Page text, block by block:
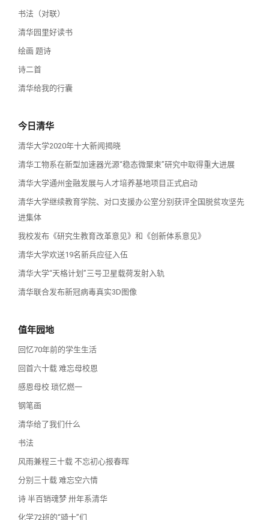
书法（对联）
清华园里好读书
绘画 题诗
诗二首
清华给我的行囊
今日清华
清华大学2020年十大新闻揭晓
清华工物系在新型加速器光源“稳态微聚束”研究中取得重大进展
清华大学通州金融发展与人才培养基地项目正式启动
清华大学继续教育学院、对口支援办公室分别获评全国脱贫攻坚先
进集体
我校发布《研究生教育改革意见》和《创新体系意见》
清华大学欢送19名新兵应征入伍
清华大学“天格计划”三号卫星载荷发射入轨
清华联合发布新冠病毒真实3D图像
值年园地
回忆70年前的学生生活
回首六十载 难忘母校恩
感恩母校 琐忆燃一
钢笔画
清华给了我们什么
书法
风雨兼程三十载 不忘初心报春晖
分别三十载 难忘空六情
诗 半百销魂梦 卅年系清华
化学72班的“骑士”们